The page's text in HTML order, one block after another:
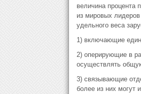
величина процента
из мировых
удельного веса
1) включающие
2) оперирующие в
осуществлять
3) связывающие
более из них могут